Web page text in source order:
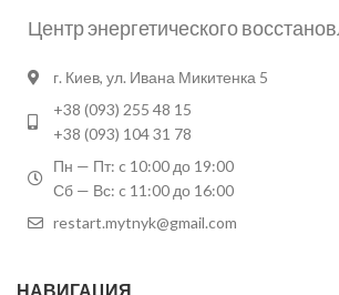
Центр энергетического
г. Киев, ул. Ивана Микитенка 5
+38 (093) 255 48 15
+38 (093) 104 31 78
Пн — Пт: c 10:00 до 19:00
Сб — Вс: c 11:00 до 16:00
restart.mytnyk@gmail.com